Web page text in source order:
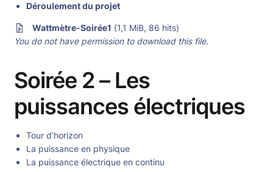
Déroulement du projet
Wattmètre-Soirée1 (1,1 MiB, 86 hits)
You do not have permission to download this file.
Soirée 2 – Les
puissances électriques
Tour d’horizon
La puissance en physique
La puissance électrique en continu